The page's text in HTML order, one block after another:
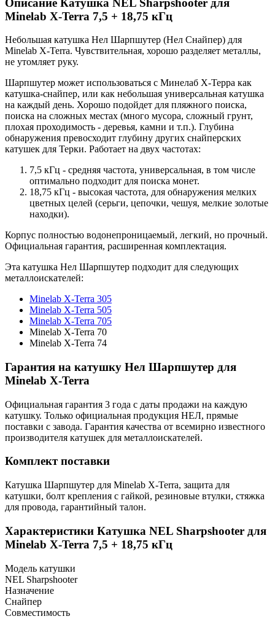
Minelab X-Terra 7,5 + 18,75 кГц
Небольшая катушка Нел Шарпшутер (Нел Снайпер) для
Minelab X-Terra. Чувствительная, хорошо разделяет металлы,
не утомляет руку.
Шарпшутер может использоваться с Минелаб Х-Терра как
катушка-снайпер, или как небольшая универсальная катушка
на каждый день. Хорошо подойдет для пляжного поиска,
поиска на сложных местах (много мусора, сложный грунт,
плохая проходимость - деревья, камни и т.п.). Глубина
обнаружения превосходит глубину других снайперских
катушек для Терки. Работает на двух частотах:
7,5 кГц - средняя частота, универсальная, в том числе
оптимально подходит для поиска монет.
18,75 кГц - высокая частота, для обнаружения мелких
цветных целей (серьги, цепочки, чешуя, мелкие золотые
находки).
Корпус полностью водонепроницаемый, легкий, но прочный.
Официальная гарантия, расширенная комплектация.
Эта катушка Нел Шарпшутер подходит для следующих
металлоискателей:
Minelab X-Terra 305
Minelab X-Terra 505
Minelab X-Terra 705
Minelab X-Terra 70
Minelab X-Terra 74
Гарантия на катушку Нел Шарпшутер для
Minelab X-Terra
Официальная гарантия 3 года с даты продажи на каждую
катушку. Только официальная продукция НЕЛ, прямые
поставки с завода. Гарантия качества от всемирно известного
производителя катушек для металлоискателей.
Комплект поставки
Катушка Шарпшутер для Minelab X-Terra, защита для
катушки, болт крепления с гайкой, резиновые втулки, стяжка
для провода, гарантийный талон.
Характеристики Катушка NEL Sharpshooter для
Minelab X-Terra 7,5 + 18,75 кГц
Модель катушки
NEL Sharpshooter
Назначение
Снайпер
Совместимость